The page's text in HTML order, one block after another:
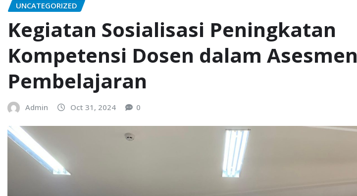
UNCATEGORIZED
Kegiatan Sosialisasi Peningkatan
Kompetensi Dosen dalam Asesmen
Pembelajaran
Admin Oct 31, 2024 0